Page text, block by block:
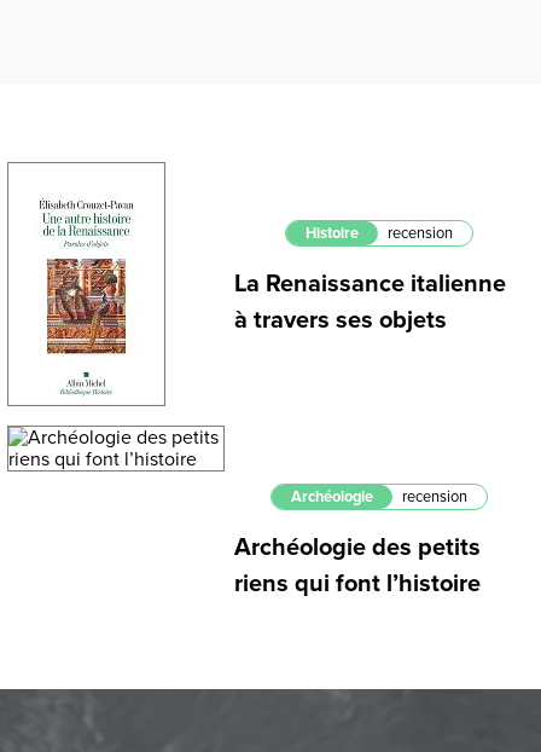
Histoire recension
La Renaissance italienne
à travers ses objets
Archéologie recension
Archéologie des petits
riens qui font l’histoire